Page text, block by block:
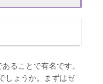
ることで有名です。
しょうか。まずはゼ